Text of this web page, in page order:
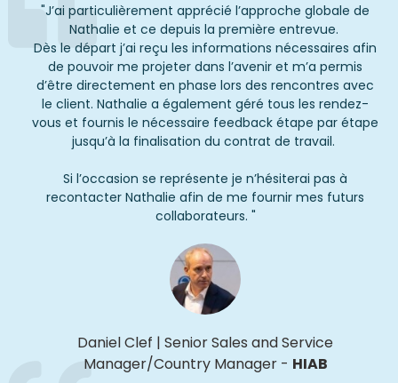
"J’ai particulièrement apprécié l’approche globale de
Nathalie et ce depuis la première entrevue.
Dès le départ j’ai reçu les informations nécessaires afin
de pouvoir me projeter dans l’avenir et m’a permis
d’être directement en phase lors des rencontres avec
le client. Nathalie a également géré tous les rendez-
vous et fournis le nécessaire feedback étape par étape
jusqu’à la finalisation du contrat de travail.
Si l’occasion se représente je n’hésiterai pas à
recontacter Nathalie afin de me fournir mes futurs
collaborateurs. "
Daniel Clef | Senior Sales and Service
Manager/Country Manager - HIAB